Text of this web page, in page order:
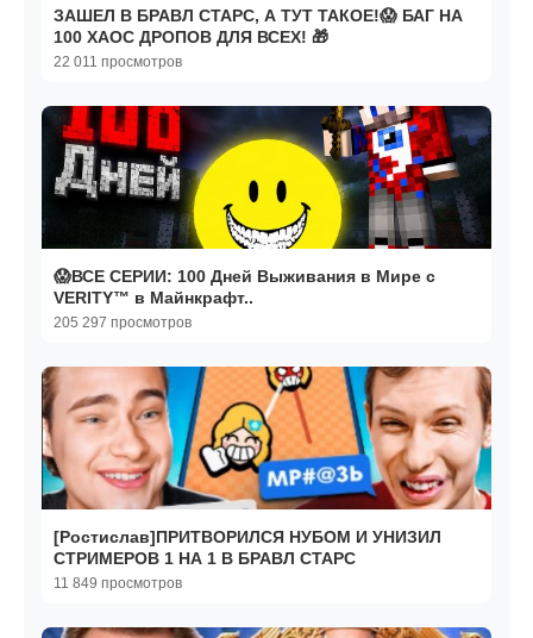
ЗАШЕЛ В БРАВЛ СТАРС, А ТУТ ТАКОЕ!😱 БАГ НА
100 ХАОС ДРОПОВ ДЛЯ ВСЕХ! 🎁
22 011 просмотров
😱ВСЕ СЕРИИ: 100 Дней Выживания в Мире с
VERITY™ в Майнкрафт..
205 297 просмотров
[Ростислав]ПРИТВОРИЛСЯ НУБОМ И УНИЗИЛ
СТРИМЕРОВ 1 НА 1 В БРАВЛ СТАРС
11 849 просмотров